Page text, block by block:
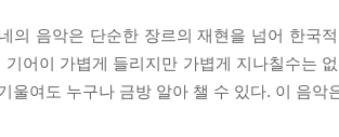
의 음악은 단순한 장르의 재현을 넘어 한국
어이 가볍게 들리지만 가볍게 지나칠수는
울여도 누구나 금방 알아 챌 수 있다. 이 음악